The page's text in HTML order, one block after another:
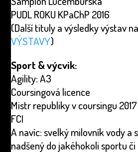
PUDL ROKU KPaChP 2016
(Další tituly a výsledky výstav
VÝSTAVY)
Sport & výcvik:
Agility: A3
Coursingová licence
Mistr republiky v coursingu
FCI
A navíc: svelký milovník vody a
nadšený do jakéhokoli sportu